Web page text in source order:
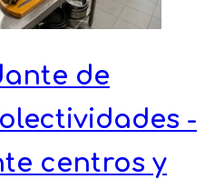
de
-
centros y